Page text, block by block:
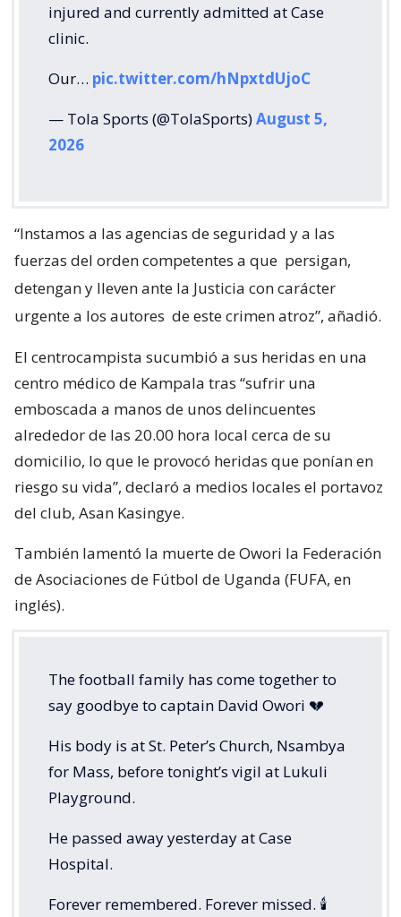
injured and currently admitted at Case
clinic.
Our… pic.twitter.com/hNpxtdUjoC
— Tola Sports (@TolaSports)August 5,
2026
“Instamos a las agencias de seguridad y a las
fuerzas del orden competentes a que persigan,
detengan y lleven ante la Justicia con carácter
urgente a los autores de este crimen atroz”, añadió.
El centrocampista sucumbió a sus heridas en una
centro médico de Kampala tras “sufrir una
emboscada a manos de unos delincuentes
alrededor de las 20.00 hora local cerca de su
domicilio, lo que le provocó heridas que ponían en
riesgo su vida”, declaró a medios locales el portavoz
del club, Asan Kasingye.
También lamentó la muerte de Owori la Federación
de Asociaciones de Fútbol de Uganda (FUFA, en
inglés).
The football family has come together to
say goodbye to captain David Owori 💔
His body is at St. Peter’s Church, Nsambya
for Mass, before tonight’s vigil at Lukuli
Playground.
He passed away yesterday at Case
Hospital.
Forever remembered. Forever missed. 🕯️